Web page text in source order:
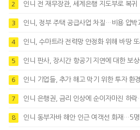
2 인니 전 재무장관, 세계은행 지도부로 복귀
3 인니, 정부 주택 공급사업 차질…비용 압박
4 인니, 수마트라 전력망 안정화 위해 바땅
5 인니 판사, 장시간 항공기 지연에 대한 보상금
6 인니 기업들, 추가 해고 막기 위한 투자 환
7 인니 은행권, 금리 인상에 순이자마진 하
8 인니 동부자바 해안 인근 여객선 화재…5